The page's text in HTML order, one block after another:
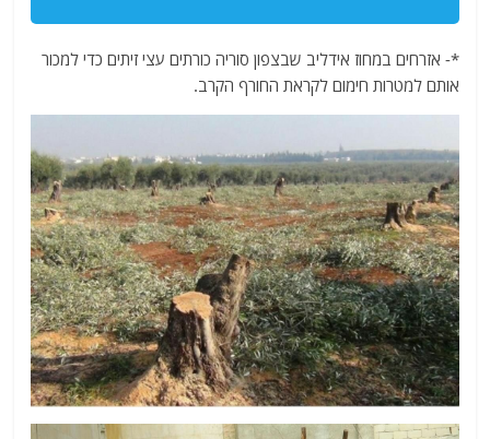
*- אזרחים במחוז אידליב שבצפון סוריה כורתים עצי זיתים כדי למכור
אותם למטרות חימום לקראת החורף הקרב.